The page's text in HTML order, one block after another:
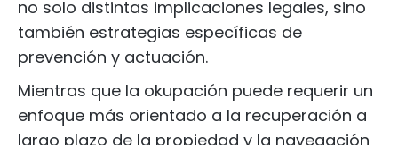
no solo distintas implicaciones legales, sino
también estrategias específicas de
prevención y actuación.
Mientras que la okupación puede requerir un
enfoque más orientado a la recuperación a
largo plazo de la propiedad y la navegación